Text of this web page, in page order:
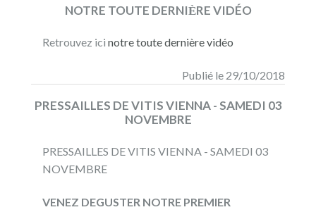
NOTRE TOUTE DERNIЀRE VIDÉO
Retrouvez ici notre toute dernière vidéo
Publié le 29/10/2018
PRESSAILLES DE VITIS VIENNA - SAMEDI 03
NOVEMBRE
PRESSAILLES DE VITIS VIENNA - SAMEDI 03
NOVEMBRE
VENEZ DEGUSTER NOTRE PREMIER